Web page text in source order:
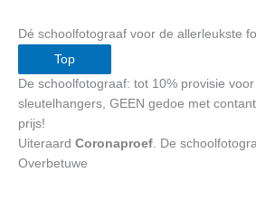
Dé schoolfotograaf voor de allerleukste
Top
De schoolfotograaf: tot 10% provisie
sleutelhangers, GEEN gedoe met
prijs!
Uiteraard Coronaproef . De
Overbetuwe